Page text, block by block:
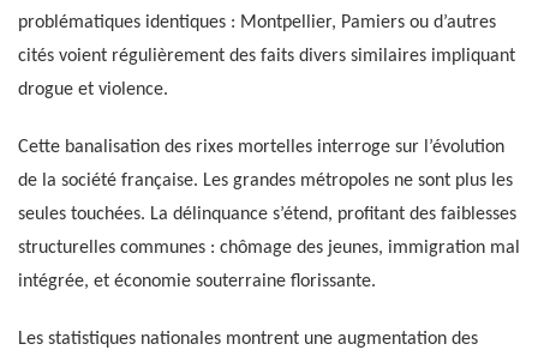
problématiques identiques : Montpellier, Pamiers ou d’autres
cités voient régulièrement des faits divers similaires impliquant
drogue et violence.
Cette banalisation des rixes mortelles interroge sur l’évolution
de la société française. Les grandes métropoles ne sont plus les
seules touchées. La délinquance s’étend, profitant des faiblesses
structurelles communes : chômage des jeunes, immigration mal
intégrée, et économie souterraine florissante.
Les statistiques nationales montrent une augmentation des